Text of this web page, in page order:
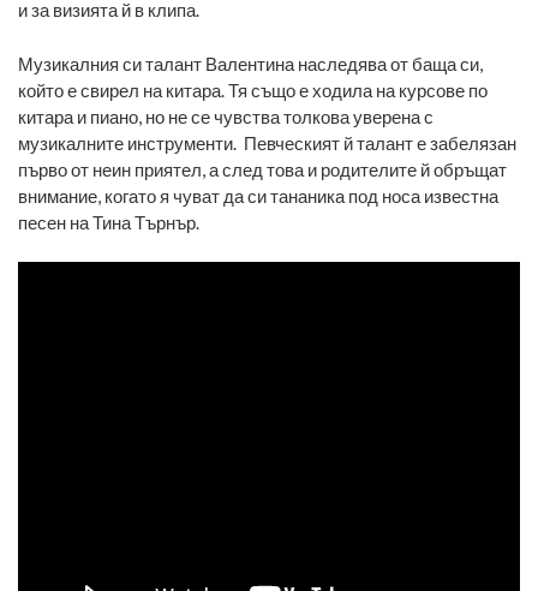
и за визията й в клипа.
Музикалния си талант Валентина наследява от баща си,
който е свирел на китара. Тя също е ходила на курсове по
китара и пиано, но не се чувства толкова уверена с
музикалните инструменти. Певческият й талант е забелязан
първо от неин приятел, а след това и родителите й обръщат
внимание, когато я чуват да си тананика под носа известна
песен на Тина Търнър.